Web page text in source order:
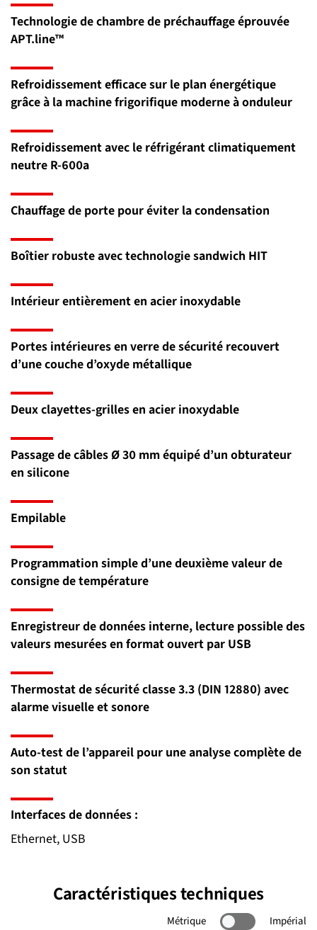
Technologie de chambre de préchauffage éprouvée
APT.line™
Refroidissement efficace sur le plan énergétique
grâce à la machine frigorifique moderne à onduleur
Refroidissement avec le réfrigérant climatiquement
neutre R-600a
Chauffage de porte pour éviter la condensation
Boîtier robuste avec technologie sandwich HIT
Intérieur entièrement en acier inoxydable
Portes intérieures en verre de sécurité recouvert
d’une couche d’oxyde métallique
Deux clayettes-grilles en acier inoxydable
Passage de câbles Ø 30 mm équipé d’un obturateur
en silicone
Empilable
Programmation simple d’une deuxième valeur de
consigne de température
Enregistreur de données interne, lecture possible des
valeurs mesurées en format ouvert par USB
Thermostat de sécurité classe 3.3 (DIN 12880) avec
alarme visuelle et sonore
Auto-test de l’appareil pour une analyse complète de
son statut
Interfaces de données :
Ethernet, USB
Caractéristiques techniques
Métrique Impérial